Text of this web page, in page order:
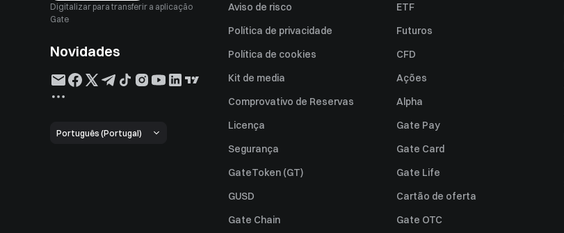
Digitalizar para transferir a aplicação
Gate
Novidades
Português (Portugal)
Aviso de risco
Política de privacidade
Política de cookies
Kit de media
Comprovativo de Reservas
Licença
Segurança
GateToken (GT)
GUSD
Gate Chain
ETF
Futuros
CFD
Ações
Alpha
Gate Pay
Gate Card
Gate Life
Cartão de oferta
Gate OTC